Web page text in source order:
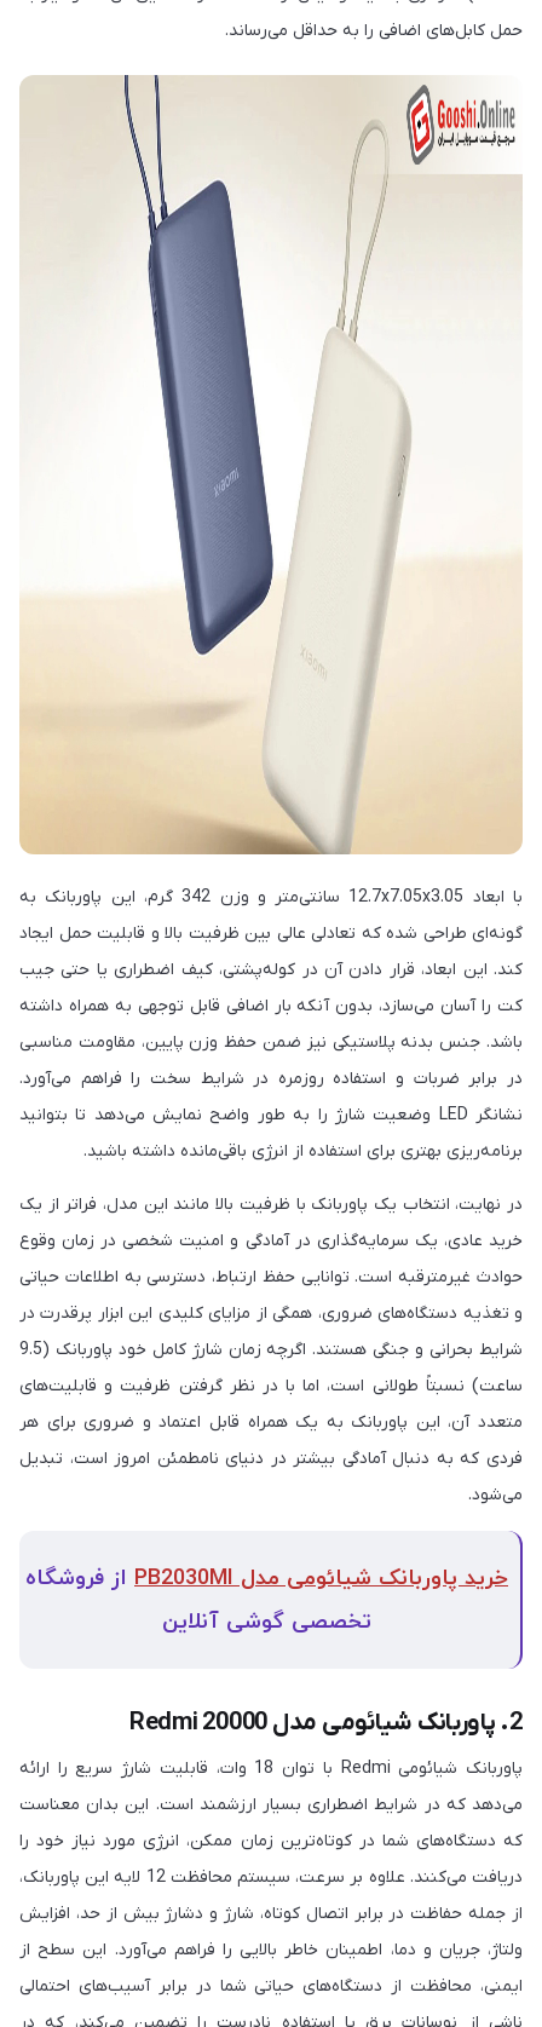
حمل کابل‌های اضافی را به حداقل می‌رساند.
با ابعاد 12.7x7.05x3.05 سانتی‌متر و وزن 342 گرم، این پاوربانک به
گونه‌ای طراحی شده که تعادلی عالی بین ظرفیت بالا و قابلیت حمل ایجاد
کند. این ابعاد، قرار دادن آن در کوله‌پشتی، کیف اضطراری یا حتی جیب
کت را آسان می‌سازد، بدون آنکه بار اضافی قابل توجهی به همراه داشته
باشد. جنس بدنه پلاستیکی نیز ضمن حفظ وزن پایین، مقاومت مناسبی
در برابر ضربات و استفاده روزمره در شرایط سخت را فراهم می‌آورد.
نشانگر LED وضعیت شارژ را به طور واضح نمایش می‌دهد تا بتوانید
برنامه‌ریزی بهتری برای استفاده از انرژی باقی‌مانده داشته باشید.
در نهایت، انتخاب یک پاوربانک با ظرفیت بالا مانند این مدل، فراتر از یک
خرید عادی، یک سرمایه‌گذاری در آمادگی و امنیت شخصی در زمان وقوع
حوادث غیرمترقبه است. توانایی حفظ ارتباط، دسترسی به اطلاعات حیاتی
و تغذیه دستگاه‌های ضروری، همگی از مزایای کلیدی این ابزار پرقدرت در
شرایط بحرانی و جنگی هستند. اگرچه زمان شارژ کامل خود پاوربانک (9.5
ساعت) نسبتاً طولانی است، اما با در نظر گرفتن ظرفیت و قابلیت‌های
متعدد آن، این پاوربانک به یک همراه قابل اعتماد و ضروری برای هر
فردی که به دنبال آمادگی بیشتر در دنیای نامطمئن امروز است، تبدیل
می‌شود.
خرید پاوربانک شیائومی مدل PB2030MI
از فروشگاه
تخصصی گوشی آنلاین
2. پاوربانک شیائومی مدل Redmi 20000
پاوربانک شیائومی Redmi با توان 18 وات، قابلیت شارژ سریع را ارائه
می‌دهد که در شرایط اضطراری بسیار ارزشمند است. این بدان معناست
که دستگاه‌های شما در کوتاه‌ترین زمان ممکن، انرژی مورد نیاز خود را
دریافت می‌کنند. علاوه بر سرعت، سیستم محافظت 12 لایه این پاوربانک،
از جمله حفاظت در برابر اتصال کوتاه، شارژ و دشارژ بیش از حد، افزایش
ولتاژ، جریان و دما، اطمینان خاطر بالایی را فراهم می‌آورد. این سطح از
ایمنی، محافظت از دستگاه‌های حیاتی شما در برابر آسیب‌های احتمالی
ناشی از نوسانات برق یا استفاده نادرست را تضمین می‌کند، که در